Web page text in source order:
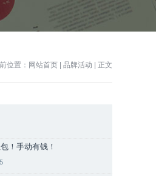
位置： 网站首页 品牌活动 | 正文
！手动有钱！